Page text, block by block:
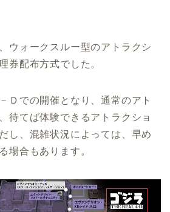
ウォークスルー型のアトラクシ
券配布方式でした。
Ｄでの開催となり、通常のアト
待てば体験できるアトラクショ
し、混雑状況によっては、早め
場合もあります。